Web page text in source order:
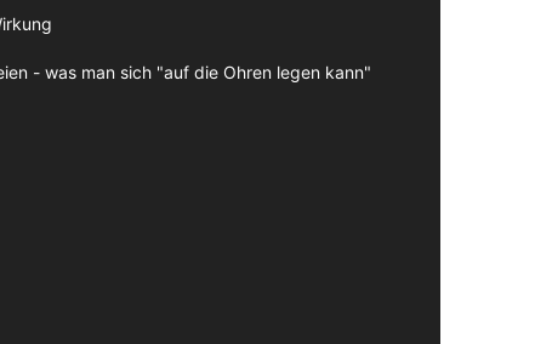
- was man sich "auf die Ohren legen kann"